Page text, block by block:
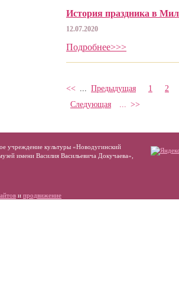
История праздника в
12.07.2020
Подробнее>>>
<< Предыдущая 1
2
Следующая
>>
учреждение культуры «Новодугинский
имени Василия Васильевича Докучаева»,
и продвижение